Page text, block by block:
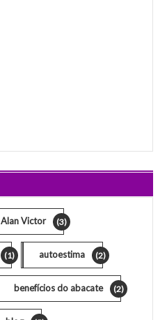
Alan Victor (3)
(1) autoestima (2)
benefícios do abacate (2)